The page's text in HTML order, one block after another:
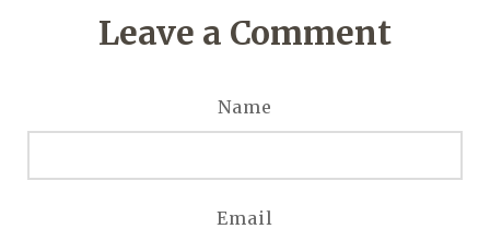
Leave a Comment
Name
Email